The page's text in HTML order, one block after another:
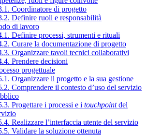
Coordinatore di progetto
Definire ruoli e responsabilità
di lavoro
Definire processi, strumenti e rituali
Curare la documentazione di progetto
Organizzare tavoli tecnici collaborativi
Prendere decisioni
progettuale
Organizzare il progetto e la sua gestione
Comprendere il contesto d’uso del servizio
Progettare i processi e i touchpointdel
Realizzare l’interfaccia utente del servizio
Validare la soluzione ottenuta